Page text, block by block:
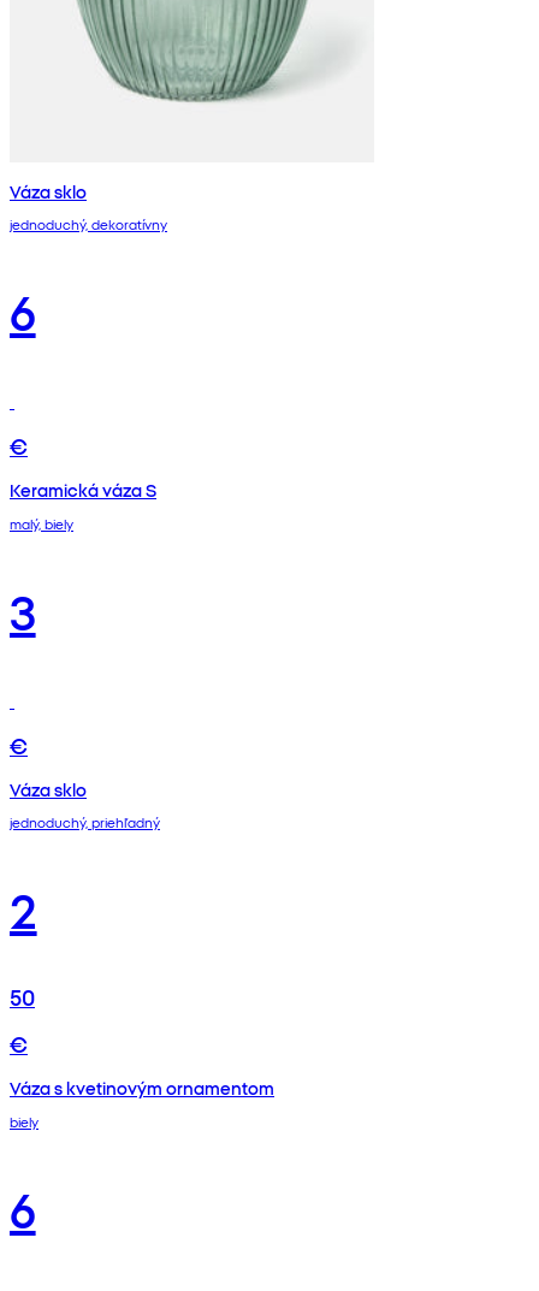
Váza sklo
jednoduchý, dekoratívny
6
€
Keramická váza S
malý, biely
3
€
Váza sklo
jednoduchý, priehľadný
2
50
€
Váza s kvetinovým ornamentom
biely
6